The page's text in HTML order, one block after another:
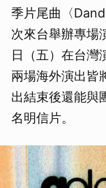
季片尾曲〈
次來台舉辦專場
日（五）在台灣
兩場海外演出皆
出結束後還能與
名明信片。